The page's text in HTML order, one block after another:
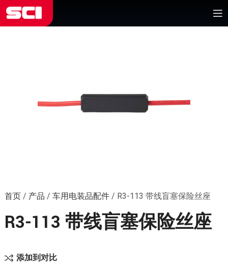
首页/ 产品 / 车用电装品配件/ R3-113 带线盲塞保险丝座
R3-113 带线盲塞保险丝座
添加到对比